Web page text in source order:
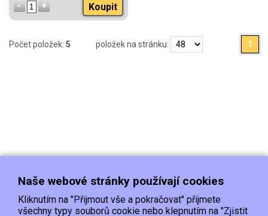
Koupit
Počet položek: 5 položek na stránku: 1
Naše webové stránky používají cookies
Kliknutím na "Přijmout vše a pokračovat" přijmete
všechny typy souborů cookie nebo klepnutím na "Zjistit